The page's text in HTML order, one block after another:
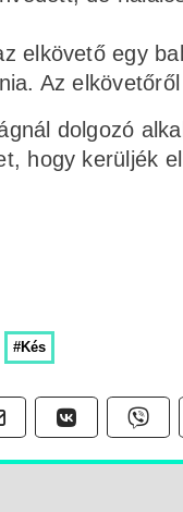
elkövető egy
Az
dolgozó
hogy kerüljék
#Kés